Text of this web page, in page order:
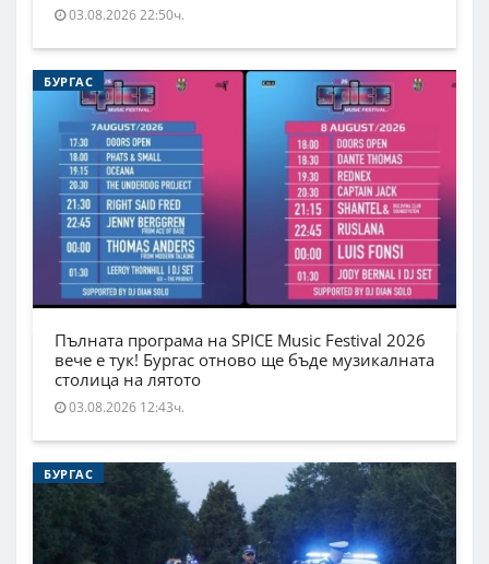
03.08.2026 22:50ч.
БУРГАС
Пълната програма на SPICE Music Festival 2026
вече е тук! Бургас отново ще бъде музикалната
столица на лятото
03.08.2026 12:43ч.
БУРГАС